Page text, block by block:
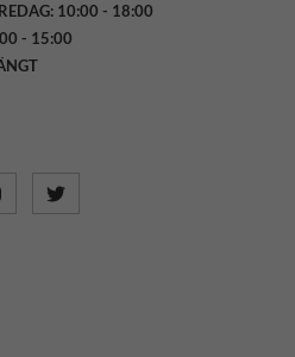
10:00 - 18:00
- 15:00